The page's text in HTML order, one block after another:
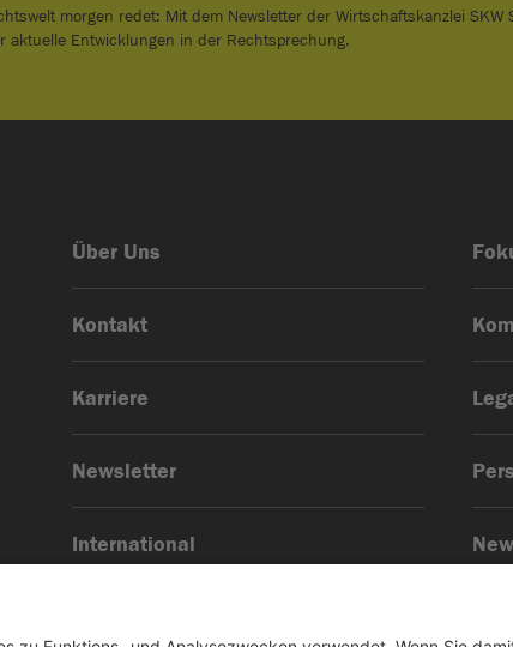
morgen redet: Mit dem Newsletter der Wirtschaftskanzlei SKW
aktuelle Entwicklungen in der Rechtsprechung.
Über Uns
Kontakt
Karriere
Newsletter
International